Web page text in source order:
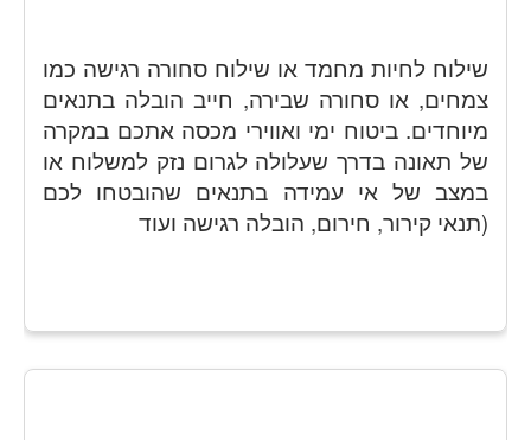
שילוח לחיות מחמד או שילוח סחורה רגישה כמו
צמחים, או סחורה שבירה, חייב הובלה בתנאים
מיוחדים. ביטוח ימי ואווירי מכסה אתכם במקרה
של תאונה בדרך שעלולה לגרום נזק למשלוח או
במצב של אי עמידה בתנאים שהובטחו לכם
(תנאי קירור, חירום, הובלה רגישה ועוד